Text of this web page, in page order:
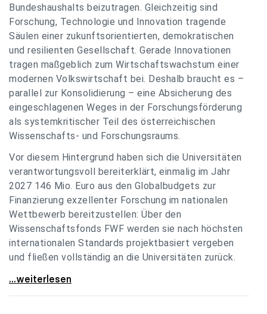
Bundeshaushalts beizutragen. Gleichzeitig sind
Forschung, Technologie und Innovation tragende
Säulen einer zukunftsorientierten, demokratischen
und resilienten Gesellschaft. Gerade Innovationen
tragen maßgeblich zum Wirtschaftswachstum einer
modernen Volkswirtschaft bei. Deshalb braucht es –
parallel zur Konsolidierung – eine Absicherung des
eingeschlagenen Weges in der Forschungsförderung
als systemkritischer Teil des österreichischen
Wissenschafts- und Forschungsraums.
Vor diesem Hintergrund haben sich die Universitäten
verantwortungsvoll bereiterklärt, einmalig im Jahr
2027 146 Mio. Euro aus den Globalbudgets zur
Finanzierung exzellenter Forschung im nationalen
Wettbewerb bereitzustellen: Über den
Wissenschaftsfonds FWF werden sie nach höchsten
internationalen Standards projektbasiert vergeben
und fließen vollständig an die Universitäten zurück.
Gemeinsam für einen starken Wissenschafts- und
...weiterlesen